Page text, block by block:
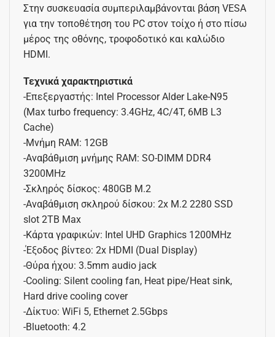
Στην συσκευασία συμπεριλαμβάνονται βάση VESA
για την τοποθέτηση του PC στον τοίχο ή στο πίσω
μέρος της οθόνης, τροφοδοτικό και καλώδιο
HDMI.
Τεχνικά χαρακτηριστικά
-Επεξεργαστής: Intel Processor Alder Lake-N95
(Max turbo frequency: 3.4GHz, 4C/4T, 6MB L3
Cache)
-Μνήμη RAM: 12GB
-Αναβάθμιση μνήμης RAM: SO-DIMM DDR4
3200MHz
-Σκληρός δίσκος: 480GB M.2
-Αναβάθμιση σκληρού δίσκου: 2x M.2 2280 SSD
slot 2TB Max
-Κάρτα γραφικών: Intel UHD Graphics 1200MHz
-Έξοδος βίντεο: 2x HDMI (Dual Display)
-Θύρα ήχου: 3.5mm audio jack
-Cooling: Silent cooling fan, Heat pipe/Heat sink,
Hard drive cooling cover
-Δίκτυο: WiFi 5, Ethernet 2.5Gbps
-Bluetooth: 4.2